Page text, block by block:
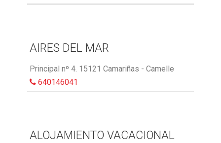
AIRES DEL MAR
Principal nº 4. 15121 Camariñas - Camelle
640146041
ALOJAMIENTO VACACIONAL